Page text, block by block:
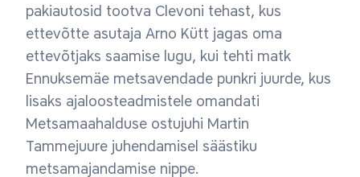
pakiautosid tootva Clevoni tehast, kus
ettevõtte asutaja Arno Kütt jagas oma
ettevõtjaks saamise lugu, kui tehti matk
Ennuksemäe metsavendade punkri juurde, kus
lisaks ajaloosteadmistele omandati
Metsamaahalduse ostujuhi Martin
Tammejuure juhendamisel säästiku
metsamajandamise nippe.